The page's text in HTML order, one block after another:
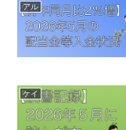
アル
ケイ